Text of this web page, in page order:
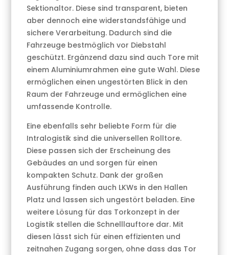
Sektionaltor. Diese sind transparent, bieten
aber dennoch eine widerstandsfähige und
sichere Verarbeitung. Dadurch sind die
Fahrzeuge bestmöglich vor Diebstahl
geschützt. Ergänzend dazu sind auch Tore mit
einem Aluminiumrahmen eine gute Wahl. Diese
ermöglichen einen ungestörten Blick in den
Raum der Fahrzeuge und ermöglichen eine
umfassende Kontrolle.
Eine ebenfalls sehr beliebte Form für die
Intralogistik sind die universellen Rolltore.
Diese passen sich der Erscheinung des
Gebäudes an und sorgen für einen
kompakten Schutz. Dank der großen
Ausführung finden auch LKWs in den Hallen
Platz und lassen sich ungestört beladen. Eine
weitere Lösung für das Torkonzept in der
Logistik stellen die Schnelllauftore dar. Mit
diesen lässt sich für einen effizienten und
zeitnahen Zugang sorgen, ohne dass das Tor